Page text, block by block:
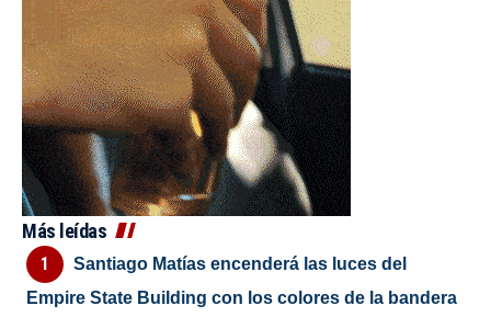
Más leídas
Santiago Matías encenderá las luces del
Empire State Building con los colores de la bandera